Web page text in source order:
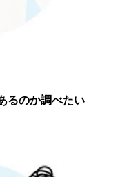
るのか調べたい